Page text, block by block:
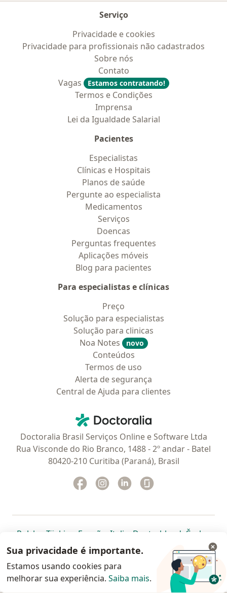
Serviço
Privacidade e cookies
Privacidade para profissionais não cadastrados
Sobre nós
Contato
Vagas
Estamos contratando!
Termos e Condições
Imprensa
Lei da Igualdade Salarial
Pacientes
Especialistas
Clínicas e Hospitais
Planos de saúde
Pergunte ao especialista
Medicamentos
Serviços
Doencas
Perguntas frequentes
Aplicações móveis
Blog para pacientes
Para especialistas e clínicas
Preço
Solução para especialistas
Solução para clinicas
Noa Notes
novo
Conteúdos
Termos de uso
Alerta de segurança
Central de Ajuda para clientes
Doctoralia - Homepage
Doctoralia Brasil Serviços Online e Software Ltda
Rua Visconde do Rio Branco, 1488 - 2º andar - Batel
80420-210 Curitiba (Paraná), Brasil
Facebook
abre num novo separador
Instagram
abre num novo separador
Linkedin
abre num novo
Polska abre num novo separador
Türkiye abre num novo separador
España abre num novo separador
Italia abre num novo
Deutschlandabre num
Česko
Portugal abre num novo separador
, México abre num novo separador
, abre num novo separador
Brasil abre num novoabre num
abre
Colombia abre num novo
www.doctoralia.com.br © 2026 - Agende agora sua
Sua privacidade é importante.
Estamos usando cookies para
melhorar sua experiência. Saiba mais.